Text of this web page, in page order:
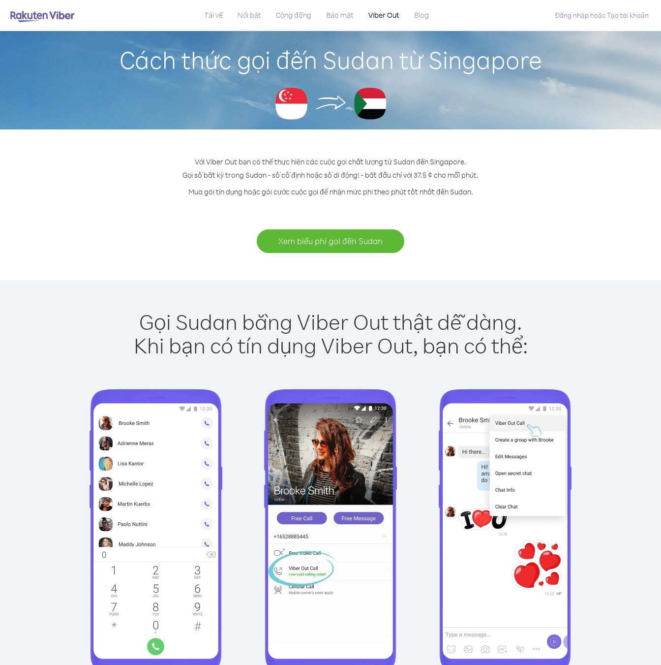
Tải về Nổi bật Cộng đồng Bảo mật Viber Out Blog Đăng nhập hoặcTạo tài khoản
Cách thức gọi đến Sudan từ Singapore
Với Viber Out bạn có thể thực hiện các cuộc gọi chất lượng từ Sudan đến Singapore.
Gọi số bất kỳ trong Sudan - số cố định hoặc số di động! - bắt đầu chỉ với 37.5 ¢ cho mỗi phút.
Mua gói tín dụng hoặc gói cước cuộc gọi để nhận mức phí theo phút tốt nhất đến Sudan.
Xem biểu phí gọi đến Sudan
Gọi Sudan bằng Viber Out thật dễ dàng.
Khi bạn có tín dụng Viber Out, bạn có thể: